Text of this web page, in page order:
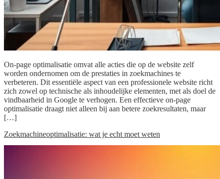
On-page optimalisatie omvat alle acties die op de website zelf
worden ondernomen om de prestaties in zoekmachines te
verbeteren. Dit essentiële aspect van een professionele website richt
zich zowel op technische als inhoudelijke elementen, met als doel de
vindbaarheid in Google te verhogen. Een effectieve on-page
optimalisatie draagt niet alleen bij aan betere zoekresultaten, maar
[…]
Zoekmachineoptimalisatie: wat je echt moet weten